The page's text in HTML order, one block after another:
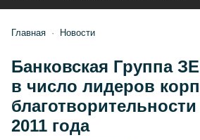
Главная Новости
Банковская Группа
в число лидеров
2011 года